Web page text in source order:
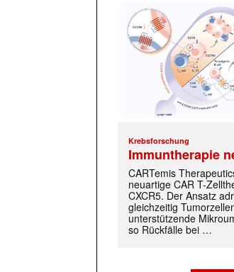
Krebsforschung
Immuntherapie
CARTemis
neuartige CAR T-
CXCR5. Der Ansatz
gleichzeitig
unterstützende
so Rückfälle bei …